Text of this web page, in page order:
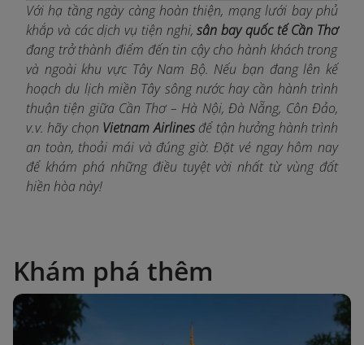
Với hạ tầng ngày càng hoàn thiện, mạng lưới bay phủ
khắp và các dịch vụ tiện nghi,sân bay quốc tế Cần Thơ
đang trở thành điểm đến tin cậy cho hành khách trong
và ngoài khu vực Tây Nam Bộ. Nếu bạn đang lên kế
hoạch du lịch miền Tây sông nước hay cần hành trình
thuận tiện giữa Cần Thơ – Hà Nội, Đà Nẵng, Côn Đảo,
v.v. hãy chọn Vietnam Airlinesđể tận hưởng hành trình
an toàn, thoải mái và đúng giờ. Đặt vé ngay hôm nay
để khám phá những điều tuyệt vời nhất từ vùng đất
hiền hòa này!
Khám phá thêm